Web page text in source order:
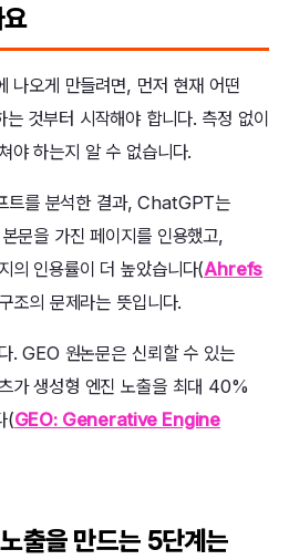
오게 만들려면, 먼저 현재 어떤
것부터 시작해야 합니다. 측정 없이
야 하는지 알 수 없습니다.
를 분석한 결과, ChatGPT는
문을 가진 페이지를 인용했고,
의 인용률이 더 높았습니다(Ahrefs
조의 문제라는 뜻입니다.
. GEO 원논문은 신뢰할 수 있는
가 생성형 엔진 노출을 최대 40%
(GEO: Generative Engine
출을 만드는 5단계는